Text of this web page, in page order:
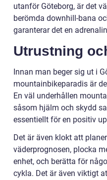
utanför Göteborg, är det
berömda downhill-bana
garanterar det en
Utrustning
Innan man beger sig ut i
mountainbikeparadis är
En väl underhållen
såsom hjälm och skydd
essentiellt för en positiv
Det är även klokt att
väderprognosen, plocka
enhet, och berätta för
cykla. Det är även viktigt